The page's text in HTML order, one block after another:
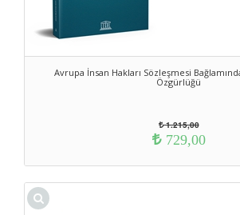
Avrupa İnsan Hakları Sözleşmesi
Özgürlüğü
1.215,00
729,00